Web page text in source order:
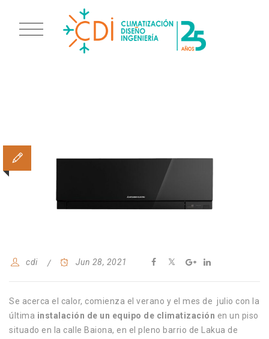
cdi Jun 28, 2021
Se acerca el calor, comienza el verano y el mes de julio con la
última instalación de un equipo de climatización en un piso
situado en la calle Baiona, en el pleno barrio de Lakua de